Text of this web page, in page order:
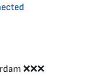
❌❌❌